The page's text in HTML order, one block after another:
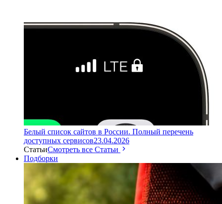
Белый список сайтов в России. Полный перечень
доступных сервисов23.04.2026
СтатьиСмотреть все Статьи
Подборки